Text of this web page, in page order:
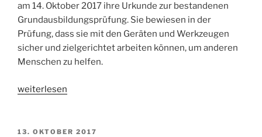
am 14. Oktober 2017 ihre Urkunde zur bestandenen
Grundausbildungsprüfung. Sie bewiesen in der
Prüfung, dass sie mit den Geräten und Werkzeugen
sicher und zielgerichtet arbeiten können, um anderen
Menschen zu helfen.
„Zertifizierte
und
weiterlesen
VERÖFFENTLICHT
13. OKTOBER 2017